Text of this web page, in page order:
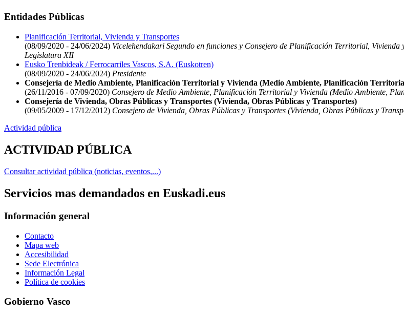
Entidades Públicas
Planificación Territorial, Vivienda y Transportes
(08/09/2020 - 24/06/2024) Vicelehendakari Segundo en funciones y Consejero de Planificación Territorial, Vivienda
Legislatura XII
Eusko Trenbideak / Ferrocarriles Vascos, S.A. (Euskotren)
(08/09/2020 - 24/06/2024) Presidente
Consejería de Medio Ambiente, Planificación Territorial y Vivienda (Medio Ambiente, Planificación
(26/11/2016 - 07/09/2020) Consejero de Medio Ambiente, Planificación Territorial y Vivienda (Medio Ambiente,
Consejería de Vivienda, Obras Públicas y Transportes (Vivienda, Obras Públicas y Transportes)
(09/05/2009 - 17/12/2012) Consejero de Vivienda, Obras Públicas y Transportes (Vivienda, Obras Públicas y
Actividad pública
ACTIVIDAD PÚBLICA
Consultar actividad pública (noticias, eventos,...)
Servicios mas demandados en Euskadi.eus
Información general
Contacto
Mapa web
Accesibilidad
Sede Electrónica
Información Legal
Política de cookies
Gobierno Vasco